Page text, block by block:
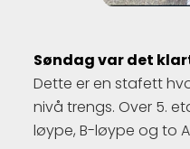
Søndag var det
Dette er en stafett
nivå trengs. Over 5.
løype, B-løype og to